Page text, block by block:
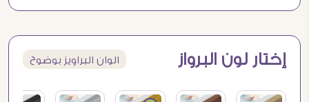
إختار لون البرواز الوان البراويز بوضوح